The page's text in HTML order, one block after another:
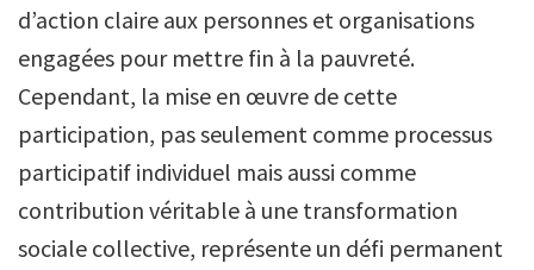
d’action claire aux personnes et organisations
engagées pour mettre fin à la pauvreté.
Cependant, la mise en œuvre de cette
participation, pas seulement comme processus
participatif individuel mais aussi comme
contribution véritable à une transformation
sociale collective, représente un défi permanent